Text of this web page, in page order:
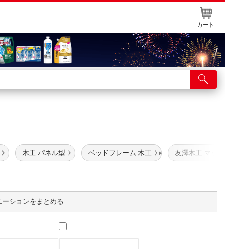
カート
店舗情報・店舗一覧
木工 パネル型 ベッドフレーム 木工 友澤木工 マッ
ーションをまとめる